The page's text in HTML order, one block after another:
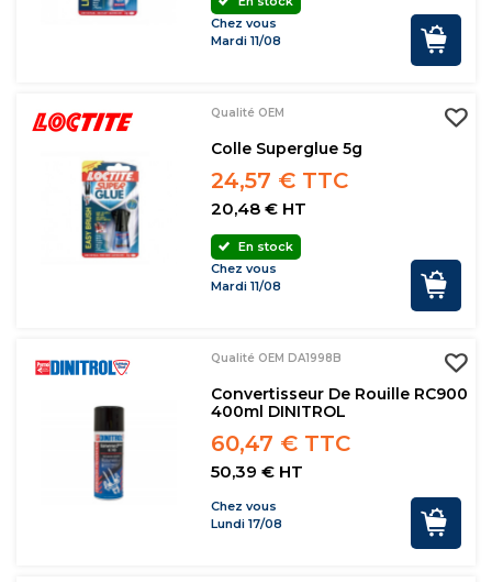
Chez vous
Mardi 11/08
Qualité OEM
Colle Superglue 5g
24,57 € TTC
20,48 € HT
En stock
Chez vous
Mardi 11/08
Qualité OEM DA1998B
Convertisseur De Rouille RC900
400ml DINITROL
60,47 € TTC
50,39 € HT
Chez vous
Lundi 17/08